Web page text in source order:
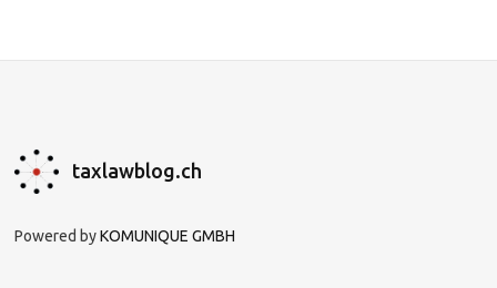
taxlawblog.ch
Powered byKOMUNIQUE GMBH